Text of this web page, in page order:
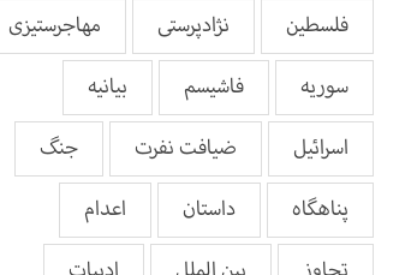
فلسطین
نژادپرستی
مهاجرستیزی
سوریه
فاشیسم
بيانيه
اسرائیل
ضیافت نفرت
جنگ
پناهگاه
داستان
اعدام